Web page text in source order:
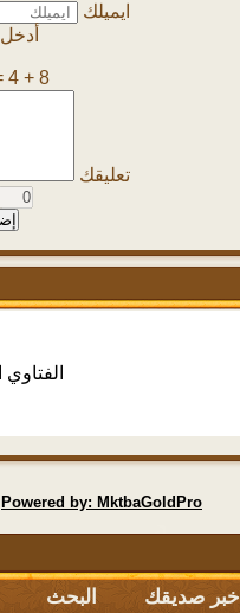
ايميلك
أدخل
8 + 4 =
تعليقك
Powered by: MktbaGoldPro
اخبر صديقك البحث